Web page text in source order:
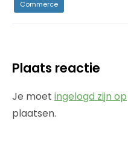
Commerce
Plaats reactie
Je moet ingelogd zijn op
plaatsen.